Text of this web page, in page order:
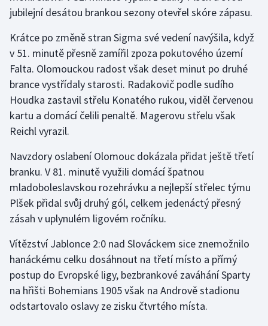
Stolní tenis
Triatlon
Veslování
Vodní slalom
Ostatní
jubilejní desátou brankou sezony otevřel skóre zápasu.
Krátce po změně stran Sigma své vedení navýšila, když
v 51. minutě přesně zamířil zpoza pokutového území
Falta. Olomouckou radost však deset minut po druhé
brance vystřídaly starosti. Radakovič podle sudího
Houdka zastavil střelu Konatého rukou, viděl červenou
kartu a domácí čelili penaltě. Magerovu střelu však
Reichl vyrazil.
Navzdory oslabení Olomouc dokázala přidat ještě třetí
branku. V 81. minutě využili domácí špatnou
mladoboleslavskou rozehrávku a nejlepší střelec týmu
Plšek přidal svůj druhý gól, celkem jedenáctý přesný
zásah v uplynulém ligovém ročníku.
Vítězství Jablonce 2:0 nad Slováckem sice znemožnilo
hanáckému celku dosáhnout na třetí místo a přímý
postup do Evropské ligy, bezbrankové zaváhání Sparty
na hřišti Bohemians 1905 však na Andrově stadionu
odstartovalo oslavy ze zisku čtvrtého místa.